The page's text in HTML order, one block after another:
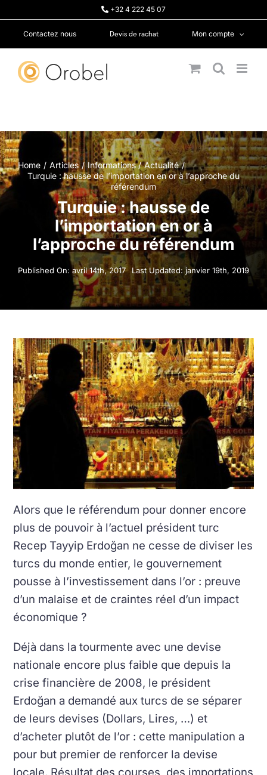
+32 4 222 45 07
Contactez nous Devis de rachat Mon compte
Home Articles Informations
Actualité
Turquie : hausse de l’importation en or à l’approche du
référendum
Turquie : hausse de
l’importation en or à
l’approche du référendum
Published On: avril 14th, 2017 Last Updated: janvier 19th, 2019
Alors que le référendum pour donner encore
plus de pouvoir à l’actuel président turc
Recep Tayyip Erdoğan ne cesse de diviser les
turcs du monde entier, le gouvernement
pousse à l’investissement dans l’or : preuve
d’un malaise et de craintes réel d’un impact
économique ?
Déjà dans la tourmente avec une devise
nationale encore plus faible que depuis la
crise financière de 2008, le président
Erdoğan a demandé aux turcs de se séparer
de leurs devises (Dollars, Lires, …) et
d’acheter plutôt de l’or : cette manipulation a
pour but premier de renforcer la devise